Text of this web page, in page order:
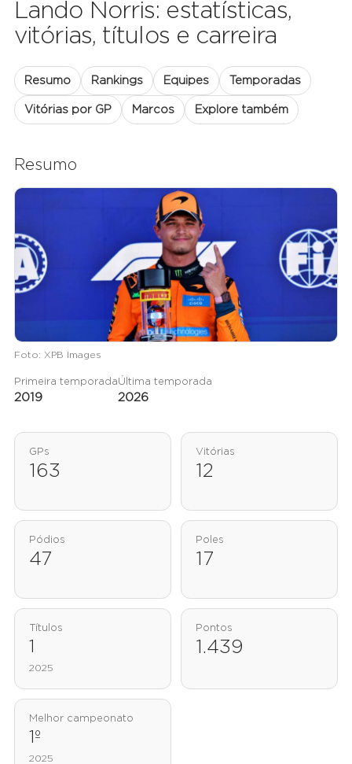
Lando Norris: estatísticas,
vitórias, títulos e carreira
Resumo Rankings Equipes Temporadas
Vitórias por GP Marcos Explore também
Resumo
Foto: XPB Images
Primeira temporada
2019
Última temporada
2026
GPs
163
Vitórias
12
Pódios
47
Poles
17
Títulos
1
2025
Pontos
1.439
Melhor campeonato
1º
2025